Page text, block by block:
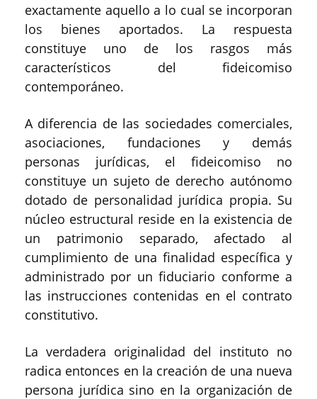
exactamente aquello a lo cual se incorporan
los bienes aportados. La respuesta
constituye uno de los rasgos más
característicos del fideicomiso
contemporáneo.
A diferencia de las sociedades comerciales,
asociaciones, fundaciones y demás
personas jurídicas, el fideicomiso no
constituye un sujeto de derecho autónomo
dotado de personalidad jurídica propia. Su
núcleo estructural reside en la existencia de
un patrimonio separado, afectado al
cumplimiento de una finalidad específica y
administrado por un fiduciario conforme a
las instrucciones contenidas en el contrato
constitutivo.
La verdadera originalidad del instituto no
radica entonces en la creación de una nueva
persona jurídica sino en la organización de